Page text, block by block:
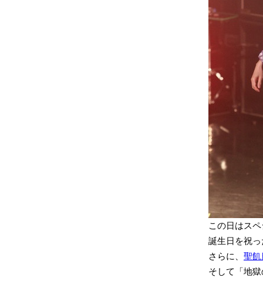
この日はス
誕生日を祝
さらに、 聖飢
そして「地